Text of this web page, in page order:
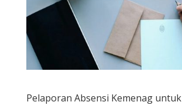
Pelaporan Absensi Kemenag untuk